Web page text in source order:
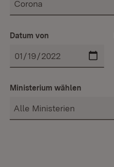
Datum von
Ministerium wählen